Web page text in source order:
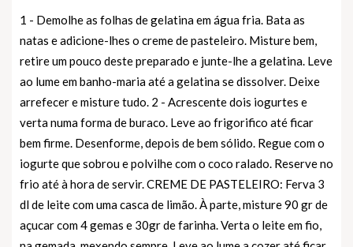
1 - Demolhe as folhas de gelatina em água fria. Bata as
natas e adicione-lhes o creme de pasteleiro. Misture bem,
retire um pouco deste preparado e junte-lhe a gelatina. Leve
ao lume em banho-maria até a gelatina se dissolver. Deixe
arrefecer e misture tudo. 2 - Acrescente dois iogurtes e
verta numa forma de buraco. Leve ao frigorifico até ficar
bem firme. Desenforme, depois de bem sólido. Regue com o
iogurte que sobrou e polvilhe com o coco ralado. Reserve no
frio até à hora de servir. CREME DE PASTELEIRO: Ferva 3
dl de leite com uma casca de limão. À parte, misture 90 gr de
açucar com 4 gemas e 30gr de farinha. Verta o leite em fio,